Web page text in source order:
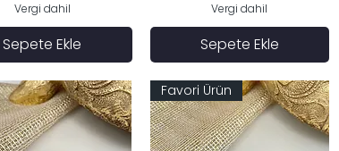
Vergi dahil
Sepete Ekle
Vergi dahil
Sepete Ekle
Favori Ürün